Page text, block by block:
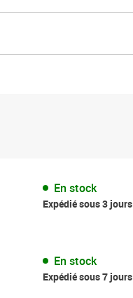
En stock
Expédié sous 3 jours
En stock
Expédié sous 7 jours